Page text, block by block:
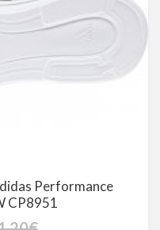
Performance
CP8951